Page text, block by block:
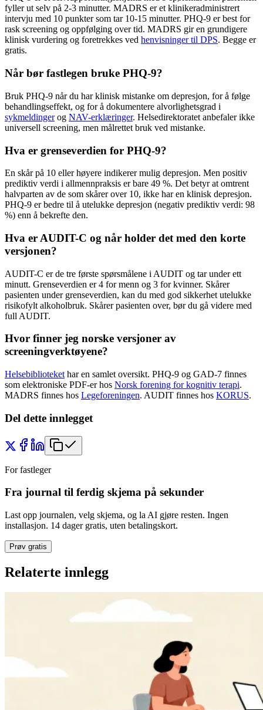
fyller ut selv på 2-3 minutter. MADRS er et klinikeradministrert
intervju med 10 punkter som tar 10-15 minutter. PHQ-9 er best for
rask screening og oppfølging over tid. MADRS gir en grundigere
klinisk vurdering og foretrekkes ved henvisninger til DPS. Begge er
gratis.
Når bør fastlegen bruke PHQ-9?
Bruk PHQ-9 når du har klinisk mistanke om depresjon, for å følge
behandlingseffekt, og for å dokumentere alvorlighetsgrad i
sykmeldingerog NAV-erklæringer. Helsedirektoratet anbefaler ikke
universell screening, men målrettet bruk ved mistanke.
Hva er grenseverdien for PHQ-9?
En skår på 10 eller høyere indikerer mulig depresjon. Men positiv
prediktiv verdi i allmennpraksis er bare 49 %. Det betyr at omtrent
halvparten av de som skårer over 10, ikke har en klinisk depresjon.
PHQ-9 er bedre til å utelukke depresjon (negativ prediktiv verdi: 98
%) enn å bekrefte den.
Hva er AUDIT-C og når holder det med den korte
versjonen?
AUDIT-C er de tre første spørsmålene i AUDIT og tar under ett
minutt. Grenseverdien er 4 for menn og 3 for kvinner. Skårer
pasienten under grenseverdien, kan du med god sikkerhet utelukke
risikofylt alkoholbruk. Skårer pasienten over, bør du gå videre med
full AUDIT.
Hvor finner jeg norske versjoner av
screeningverktøyene?
Helsebiblioteket har en samlet oversikt. PHQ-9 og GAD-7 finnes
som elektroniske PDF-er hos Norsk forening for kognitiv terapi.
MADRS finnes hos Legeforeningen. AUDIT finnes hos KORUS.
Del dette innlegget
For fastleger
Fra journal til ferdig skjema på sekunder
Last opp journalen, velg skjema, og la AI gjøre resten. Ingen
installasjon. 14 dager gratis, uten betalingskort.
Prøv gratis
Relaterte innlegg